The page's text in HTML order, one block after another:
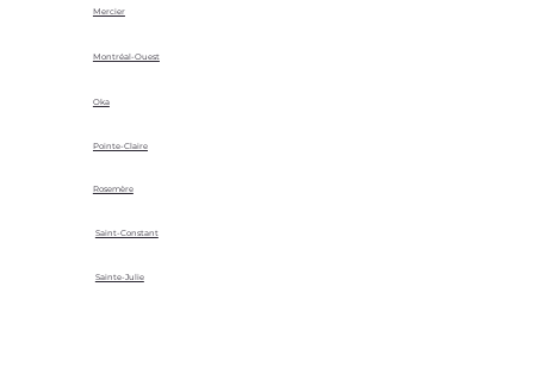
Mercier
Montréal-Ouest
Oka
Pointe-Claire
Rosemère
Saint-Constant
Sainte-Julie